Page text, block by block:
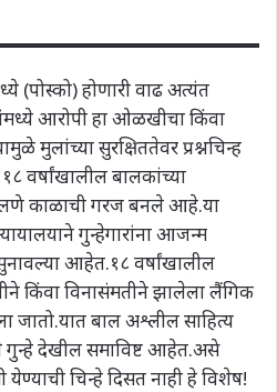
(पोस्को) होणारी वाढ अत्यंत
आरोपी हा ओळखीचा किंवा
मुलांच्या सुरक्षिततेवर प्रश्नचिन्ह
१८ वर्षांखालील बालकांच्या
काळाची गरज बनले आहे.या
गुन्हेगारांना आजन्म
आहेत.१८ वर्षांखालील
किंवा विनासंमतीने झालेला लैंगिक
जातो.यात बाल अश्लील साहित्य
देखील समाविष्ट आहेत.असे
येण्याची चिन्हे दिसत नाही हे विशेष!